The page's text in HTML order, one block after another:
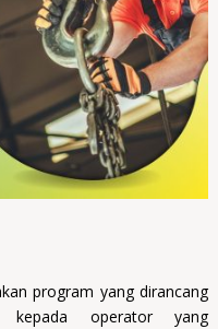
program yang dirancang
kepada operator yang